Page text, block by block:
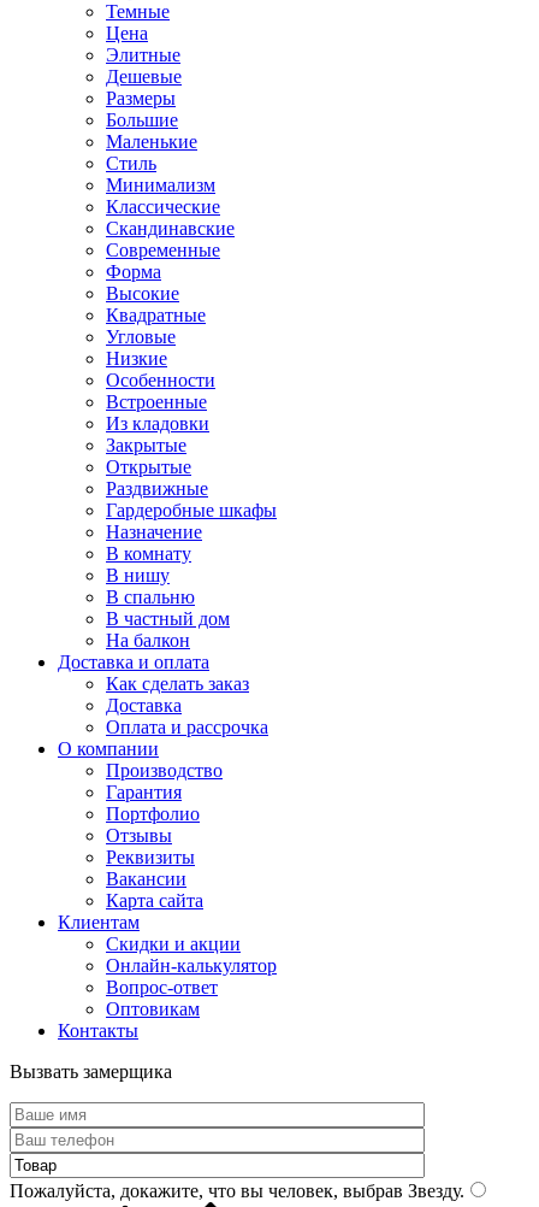
Темные
Цена
Элитные
Дешевые
Размеры
Большие
Маленькие
Стиль
Минимализм
Классические
Скандинавские
Современные
Форма
Высокие
Квадратные
Угловые
Низкие
Особенности
Встроенные
Из кладовки
Закрытые
Открытые
Раздвижные
Гардеробные шкафы
Назначение
В комнату
В нишу
В спальню
В частный дом
На балкон
Доставка и оплата
Как сделать заказ
Доставка
Оплата и рассрочка
О компании
Производство
Гарантия
Портфолио
Отзывы
Реквизиты
Вакансии
Карта сайта
Клиентам
Скидки и акции
Онлайн-калькулятор
Вопрос-ответ
Оптовикам
Контакты
Вызвать замерщика
Пожалуйста, докажите, что вы человек, выбрав Звезду.